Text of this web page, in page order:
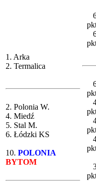
1. Arka
2. Termalica
2. Polonia W.
4. Miedź
5. Stal M.
6. Łódzki KS
10. POLONIA
BYTOM